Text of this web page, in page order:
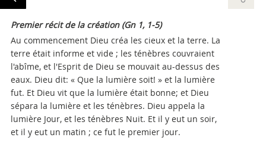
Premier récit de la création (Gn 1, 1-5)
Au commencement Dieu créa les cieux et la terre. La
terre était informe et vide ; les ténèbres couvraient
l'abîme, et l'Esprit de Dieu se mouvait au-dessus des
eaux. Dieu dit: « Que la lumière soit! » et la lumière
fut. Et Dieu vit que la lumière était bonne; et Dieu
sépara la lumière et les ténèbres. Dieu appela la
lumière Jour, et les ténèbres Nuit. Et il y eut un soir,
et il y eut un matin ; ce fut le premier jour.